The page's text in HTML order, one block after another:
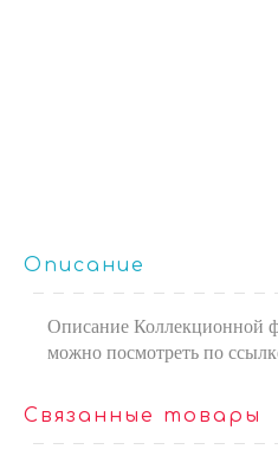
Описание
Описание Коллекционной
можно посмотреть по
Связанные товары